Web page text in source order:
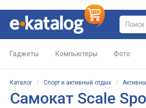
Гаджеты Компьютеры Фото
Каталог / Спорт и активный отдых /
Самокат Scale